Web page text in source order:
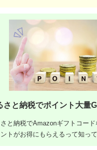
さと納税でポイント大量
と納税でAmazonギフトコード
トがお得にもらえるって知っ